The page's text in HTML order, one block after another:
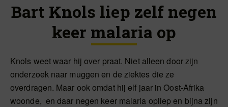
Bart Knols liep zelf negen
keer malaria op
Knols weet waar hij over praat. Niet alleen door zijn
onderzoek naar muggen en de ziektes die ze
overdragen. Maar ook omdat hij elf jaar in Oost-Afrika
woonde, en daar negen keer malaria opliep en bijna zijn